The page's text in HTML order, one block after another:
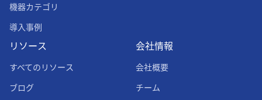
機器カテゴリ
導入事例
リソース
すべてのリソース
ブログ
会社情報
会社概要
チーム